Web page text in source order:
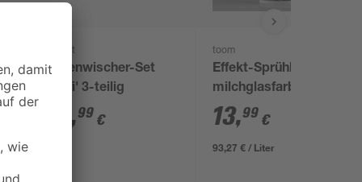
Leifheit
Bodenwischer-Set
'Profi' 3-teilig
,99 €
toom
Effekt-Sprühlack
milchglasfarben matt
150 ml
13,99 €
93,27 € / Liter